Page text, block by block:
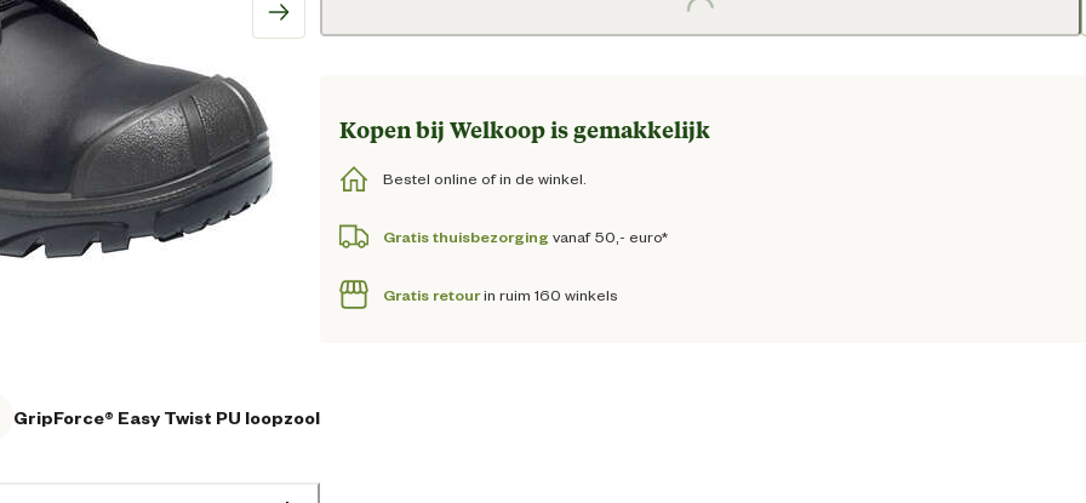
GripForce® Easy Twist PU loopzool
Loading...
Kopen bij Welkoop is gemakkelijk
Bestel online of in de winkel.
Gratis thuisbezorging vanaf 50,- euro*
Gratis retourin ruim 160 winkels